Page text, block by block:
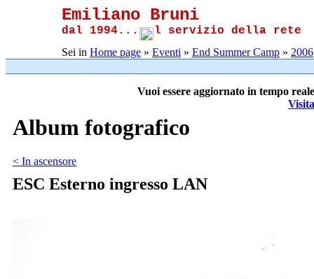
Emiliano Bruni
dal 1994... l servizio della rete
Sei in Home page » Eventi » End Summer Camp » 2006
Vuoi essere aggiornato in tempo
Album fotografico
< In ascensore
ESC Esterno ingresso LAN